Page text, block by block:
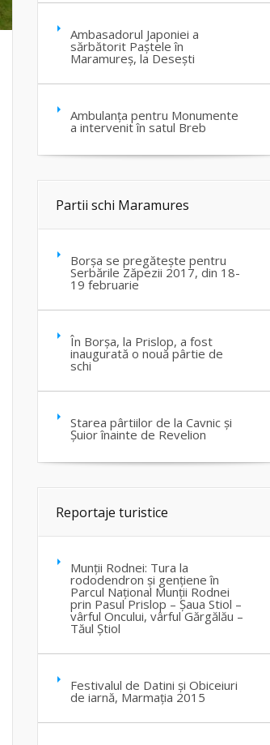
Ambasadorul Japoniei a
sărbătorit Paștele în
Maramureș, la Desești
Ambulanța pentru Monumente
a intervenit în satul Breb
Partii schi Maramures
Borșa se pregătește pentru
Serbările Zăpezii 2017, din 18-
19 februarie
În Borșa, la Prislop, a fost
inaugurată o nouă pârtie de
schi
Starea pârtiilor de la Cavnic și
Șuior înainte de Revelion
Reportaje turistice
Munții Rodnei: Tura la
rododendron și gențiene în
Parcul Național Munții Rodnei
prin Pasul Prislop – Șaua Stiol –
vârful Oncului, vârful Gărgălău –
Tăul Știol
Festivalul de Datini și Obiceiuri
de iarnă, Marmația 2015